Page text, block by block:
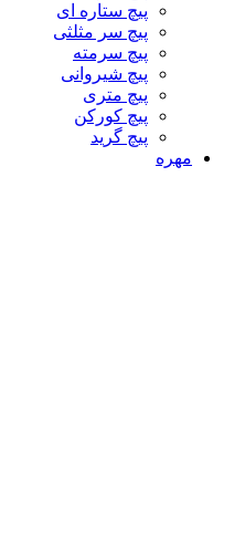
پیچ ستاره ای
پیچ سر مثلثی
پیچ سرمته
پیچ شیروانی
پیچ متری
پیچ کورکن
پیچ گرید
مهره